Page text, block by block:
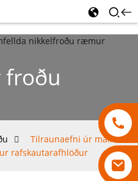
froðu
Tilraunaefni úr málmi
rafskautarafhlöður